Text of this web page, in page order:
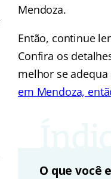
Mendoza.
Então, continue
Confira os
melhor se
em Mendoza,
O que você